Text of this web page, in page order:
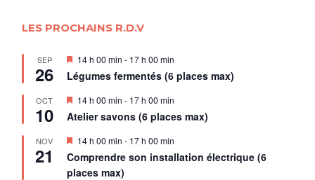
LES PROCHAINS R.D.V
SEP
26
Mis
en
avant
14 h 00 min - 17 h 00 min
Légumes fermentés (6 places max)
OCT
10
Mis
en
avant
14 h 00 min - 17 h 00 min
Atelier savons (6 places max)
NOV
21
Mis
avant
14 h 00 min - 17 h 00 min
Comprendre son installation électrique (6
places max)